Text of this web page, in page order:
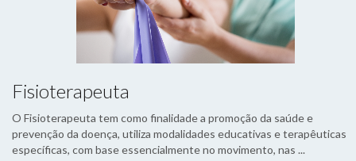
Fisioterapeuta
O Fisioterapeuta tem como finalidade a promoção da saúde e
prevenção da doença, utiliza modalidades educativas e terapêuticas
específicas, com base essencialmente no movimento, nas ...